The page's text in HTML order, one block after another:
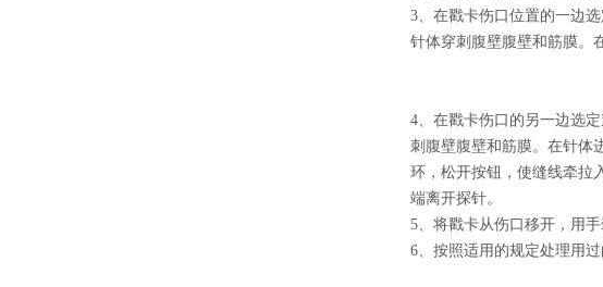
3、在戳卡伤口位置的一边
针体穿刺腹壁腹壁和筋膜。
4、在戳卡伤口的另一边选
刺腹壁腹壁和筋膜。在针体
环，松开按钮，使缝线牵拉
端离开探针。
5、将戳卡从伤口移开，用
6、按照适用的规定处理用